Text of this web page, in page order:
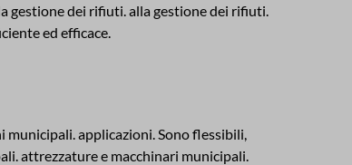
gestione dei rifiuti. alla gestione dei rifiuti.
ed efficace.
applicazioni. Sono flessibili,
attrezzature e macchinari municipali.